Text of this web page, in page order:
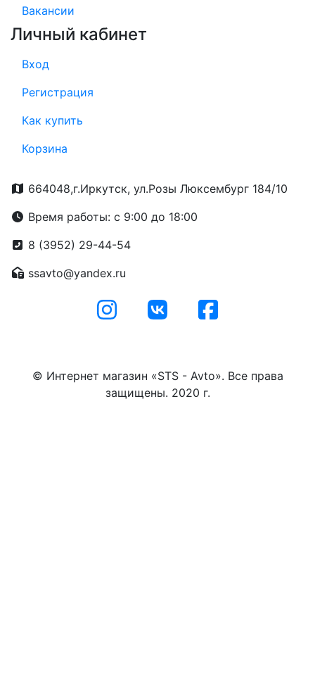
Вакансии
Личный кабинет
Вход
Регистрация
Как купить
Корзина
664048,г.Иркутск, ул.Розы Люксембург 184/10
Время работы: с 9:00 до 18:00
8 (3952) 29-44-54
ssavto@yandex.ru
© Интернет магазин «STS - Avto». Все права
защищены. 2020 г.